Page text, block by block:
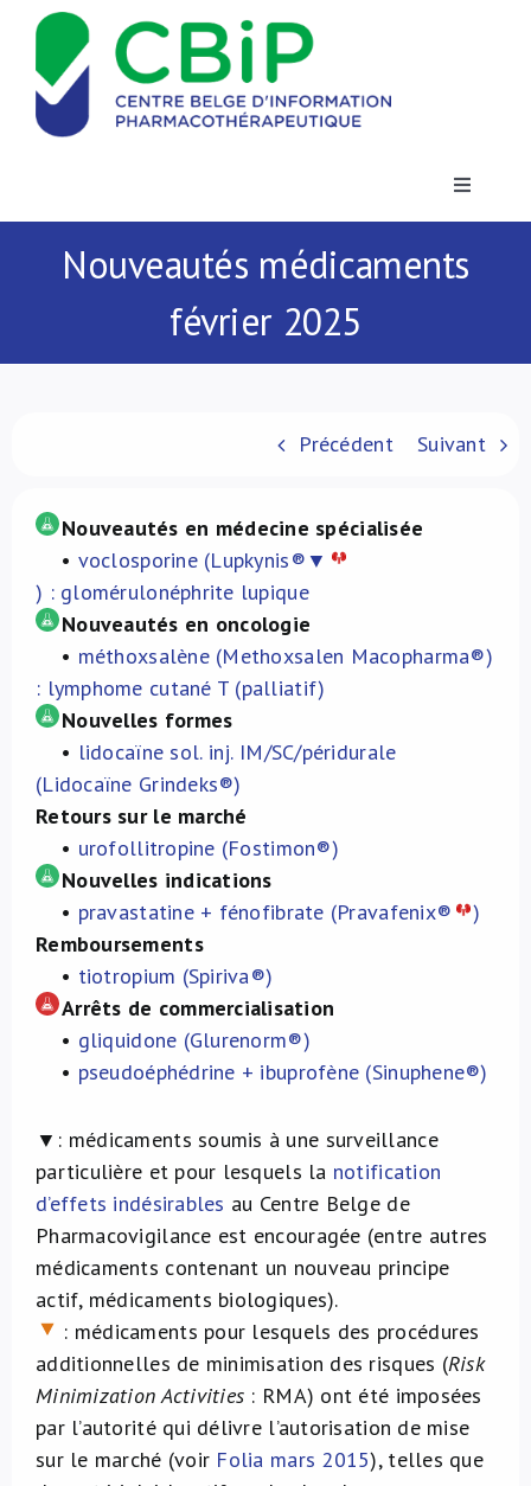
Passer
contenu
Toggle
Actualités
À propos de nous
NL
Nouveautés médicaments
février 2025
Précédent Suivant
Nouveautés en médecine spécialisée
• voclosporine (Lupkynis®▼
) : glomérulonéphrite lupique
Nouveautés en oncologie
• méthoxsalène (Methoxsalen Macopharma®)
: lymphome cutané T (palliatif)
Nouvelles formes
• lidocaïne sol. inj. IM/SC/péridurale
(Lidocaïne Grindeks®)
Retours sur le marché
• urofollitropine (Fostimon®)
Nouvelles indications
• pravastatine + fénofibrate (Pravafenix®
)
Remboursements
• tiotropium (Spiriva®)
Arrêts de commercialisation
• gliquidone (Glurenorm®)
• pseudoéphédrine + ibuprofène (Sinuphene®)
▼: médicaments soumis à une surveillance
particulière et pour lesquels la notification
d’effets indésirables au Centre Belge de
Pharmacovigilance est encouragée (entre autres
médicaments contenant un nouveau principe
actif, médicaments biologiques).
: médicaments pour lesquels des procédures
additionnelles de minimisation des risques (Risk
Minimization Activities : RMA) ont été imposées
par l’autorité qui délivre l’autorisation de mise
sur le marché (voir Folia mars 2015), telles que